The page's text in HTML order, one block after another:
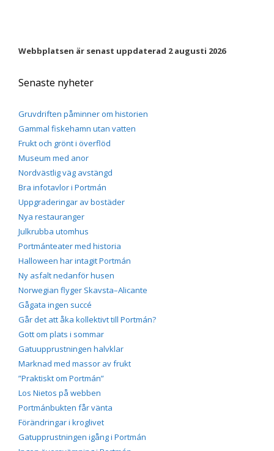
Webbplatsen är senast uppdaterad 2 augusti 2026
Senaste nyheter
Gruvdriften påminner om historien
Gammal fiskehamn utan vatten
Frukt och grönt i överflöd
Museum med anor
Nordvästlig väg avstängd
Bra infotavlor i Portmán
Uppgraderingar av bostäder
Nya restauranger
Julkrubba utomhus
Portmánteater med historia
Halloween har intagit Portmán
Ny asfalt nedanför husen
Norwegian flyger Skavsta–Alicante
Gågata ingen succé
Går det att åka kollektivt till Portmán?
Gott om plats i sommar
Gatuupprustningen halvklar
Marknad med massor av frukt
”Praktiskt om Portmán”
Los Nietos på webben
Portmánbukten får vänta
Förändringar i kroglivet
Gatupprustningen igång i Portmán